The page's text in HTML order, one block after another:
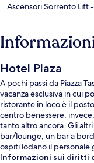
Ascensori Sorrento Lift
Hotel Plaza
A pochi passi da Piazza
vacanza esclusiva in cui
ristorante in loco è il
centro benessere,
tanto altro ancora. Gli
bar/lounge, un bar a
ospiti lodano il
Informazioni sui diritti